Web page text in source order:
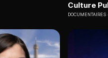
Culture
DOCUMENTAIRES